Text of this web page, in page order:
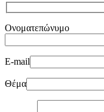
Ονοματεπώνυμο
E-mail
Θέμα